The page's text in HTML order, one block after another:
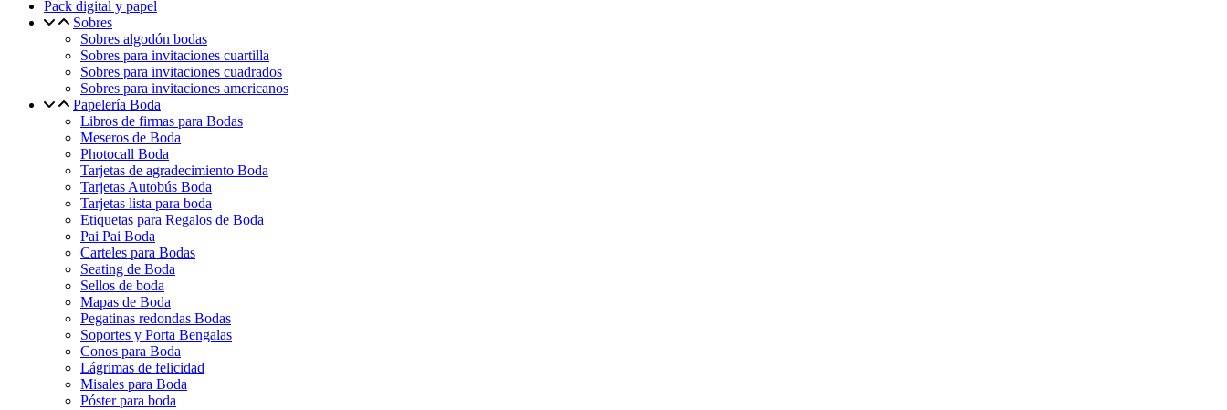
Pack digital y papel
Sobres
Sobres algodón bodas
Sobres para invitaciones cuartilla
Sobres para invitaciones cuadrados
Sobres para invitaciones americanos
Papelería Boda
Libros de firmas para Bodas
Meseros de Boda
Photocall Boda
Tarjetas de agradecimiento Boda
Tarjetas Autobús Boda
Tarjetas lista para boda
Etiquetas para Regalos de Boda
Pai Pai Boda
Carteles para Bodas
Seating de Boda
Sellos de boda
Mapas de Boda
Pegatinas redondas Bodas
Soportes y Porta Bengalas
Conos para Boda
Lágrimas de felicidad
Misales para Boda
Póster para boda